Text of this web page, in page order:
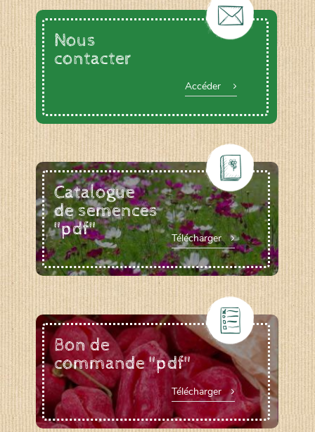
Nous
contacter
Accéder
Catalogue
de semences
"pdf"
Télécharger
Bon de
commande "pdf"
Télécharger